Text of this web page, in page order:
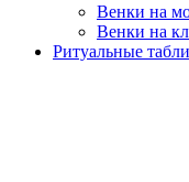
Венки на
Венки на
Ритуальные